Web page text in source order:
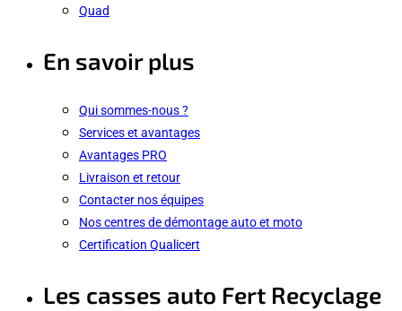
Quad
En savoir plus
Qui sommes-nous ?
Services et avantages
Avantages PRO
Livraison et retour
Contacter nos équipes
Nos centres de démontage auto et moto
Certification Qualicert
Les casses auto Fert Recyclage